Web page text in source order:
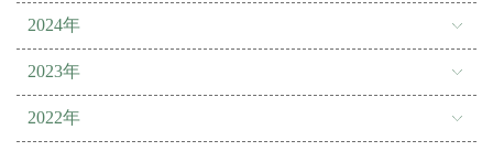
2024年
2023年
2022年